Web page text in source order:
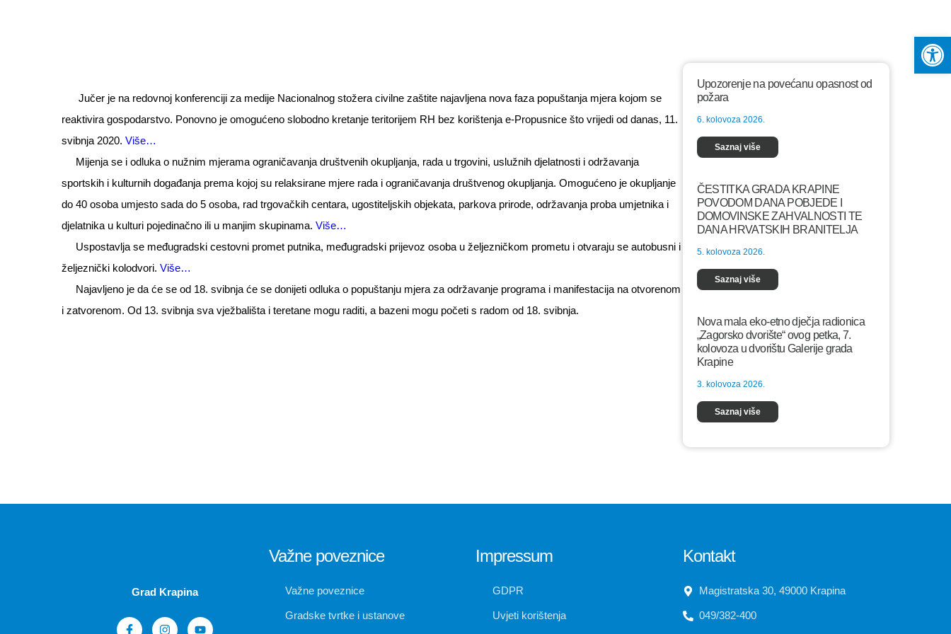
Jučer je na redovnoj konferenciji za medije Nacionalnog stožera civilne zaštite najavljena nova faza popuštanja mjera kojom se
reaktivira gospodarstvo. Ponovno je omogućeno slobodno kretanje teritorijem RH bez korištenja e-Propusnice što vrijedi od danas, 11.
svibnja 2020. Više…
Mijenja se i odluka o nužnim mjerama ograničavanja društvenih okupljanja, rada u trgovini, uslužnih djelatnosti i održavanja
sportskih i kulturnih događanja prema kojoj su relaksirane mjere rada i ograničavanja društvenog okupljanja. Omogućeno je okupljanje
do 40 osoba umjesto sada do 5 osoba, rad trgovačkih centara, ugostiteljskih objekata, parkova prirode, održavanja proba umjetnika i
djelatnika u kulturi pojedinačno ili u manjim skupinama. Više…
Uspostavlja se međugradski cestovni promet putnika, međugradski prijevoz osoba u željezničkom prometu i otvaraju se autobusni i
željeznički kolodvori. Više…
Najavljeno je da će se od 18. svibnja će se donijeti odluka o popuštanju mjera za održavanje programa i manifestacija na otvorenom
i zatvorenom. Od 13. svibnja sva vježbališta i teretane mogu raditi, a bazeni mogu početi s radom od 18. svibnja.
Upozorenje na povećanu opasnost od
požara
6. kolovoza 2026.
Saznaj više
ČESTITKA GRADA KRAPINE
POVODOM DANA POBJEDE I
DOMOVINSKE ZAHVALNOSTI TE
DANA HRVATSKIH BRANITELJA
5. kolovoza 2026.
Saznaj više
Nova mala eko-etno dječja radionica
„Zagorsko dvorište“ ovog petka, 7.
kolovoza u dvorištu Galerije grada
Krapine
3. kolovoza 2026.
Saznaj više
Grad Krapina
Važne poveznice
Važne poveznice
Gradske tvrtke i ustanove
Impressum
GDPR
Uvjeti korištenja
Kontakt
Magistratska 30, 49000 Krapina
049/382-400